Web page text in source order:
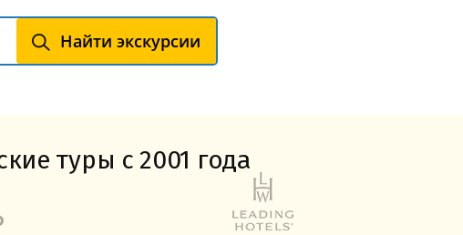
Найти экскурсии
туры с 2001 года